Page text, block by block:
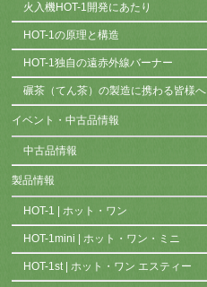
火入機HOT-1開発にあたり
HOT-1の原理と構造
HOT-1独自の遠赤外線バーナー
碾茶（てん茶）の製造に携わる皆様へ
イベント・中古品情報
中古品情報
製品情報
HOT-1 | ホット・ワン
HOT-1mini | ホット・ワン・ミニ
HOT-1st | ホット・ワン エスティー